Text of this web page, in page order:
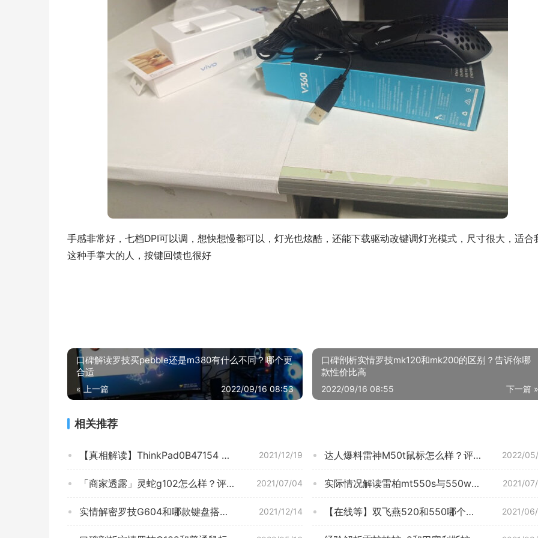
手感非常好，七档DPI可以调，想快想慢都可以，灯光也炫酷，还能下载驱动改键调灯光模式，尺寸很大，适合
这种手掌大的人，按键回馈也很好
口碑解读罗技买pebble还是m380有什么不同？哪个更
合适
« 上一篇 2022/09/16 08:53
口碑剖析实情罗技mk120和mk200的区别？告诉你哪
款性价比高
下一篇 »
2022/09/16 08:55
相关推荐
2021/12/19
【真相解读】ThinkPad0B47154 的质量怎么样？鼠标 使用效果评测揭秘，不看后悔 2022/
达人爆料雷神M50t鼠标怎么样？评测性价比高吗
2021/07/04
「商家透露」灵蛇g102怎么样？评测质量好不好 2021/
实际情况解读雷柏mt550s与550w哪款更适合？评测质量好不好
2021/12/14
实情解密罗技G604和哪款键盘搭配好？评测质量怎么样 2021/
【在线等】双飞燕520和550哪个好？深度剖析功能区别